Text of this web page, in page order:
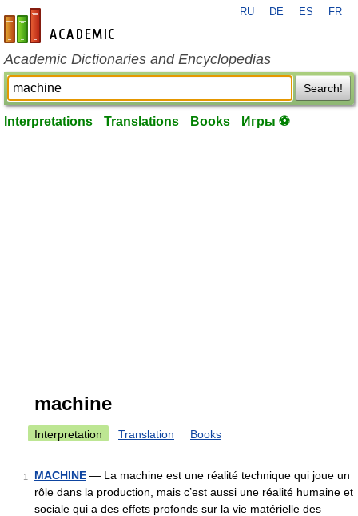
en-academic.com
RU DE ES FR
Academic Dictionaries and Encyclopedias
Search!
Interpretations Translations Books Игры ⚽
machine
Interpretation Translation Books
1 MACHINE — La machine est une réalité technique qui joue un
rôle dans la production, mais c’est aussi une réalité humaine et
sociale qui a des effets profonds sur la vie matérielle des